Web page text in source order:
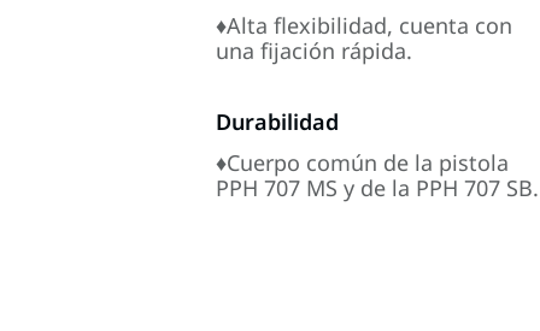
♦Alta flexibilidad, cuenta con
una fijación rápida.
Durabilidad
♦Cuerpo común de la pistola
PPH 707 MS y de la PPH 707 SB.